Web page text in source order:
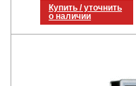
Купить / уточнить
о наличии